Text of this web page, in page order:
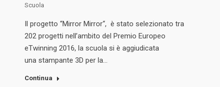
Scuola
Il progetto “Mirror Mirror“, è stato selezionato tra
202 progetti nell’ambito del Premio Europeo
eTwinning 2016, la scuola si è aggiudicata
una stampante 3D per la…
Continua